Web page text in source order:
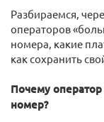
Разбираемся,
операторов
номера, какие
как сохранить
Почему
номер?